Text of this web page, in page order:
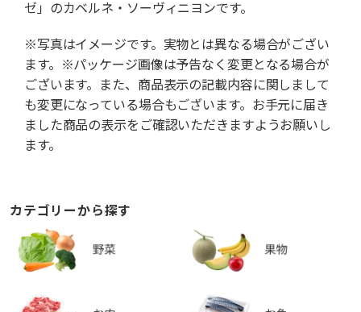
ゼ」のカベルネ・ソーヴィニヨンです。
※写真はイメージです。実物とは異なる場合がござい
ます。※パッケージ画像は予告なく変更となる場合が
ございます。また、商品表示の記載内容に関しまして
も変更になっている場合もございます。お手元に届き
ました商品の表示をご確認いただきますようお願いし
ます。
カテゴリーから探す